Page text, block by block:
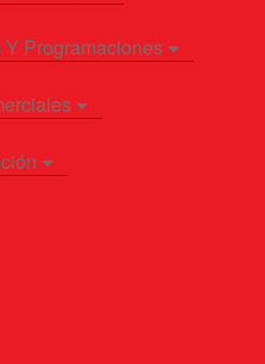
Programaciones